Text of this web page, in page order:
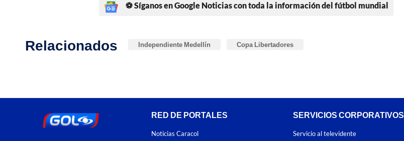
⚽ Síganos en Google Noticias con toda la información del fútbol mundial
Relacionados Independiente Medellín Copa Libertadores
RED DE PORTALES
Noticias Caracol
SERVICIOS CORPORATIVOS
Servicio al televidente